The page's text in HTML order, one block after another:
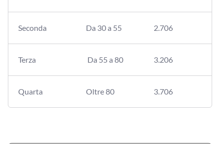
Seconda Da 30 a 55 2.706
Terza Da 55 a 80 3.206
Quarta Oltre 80 3.706